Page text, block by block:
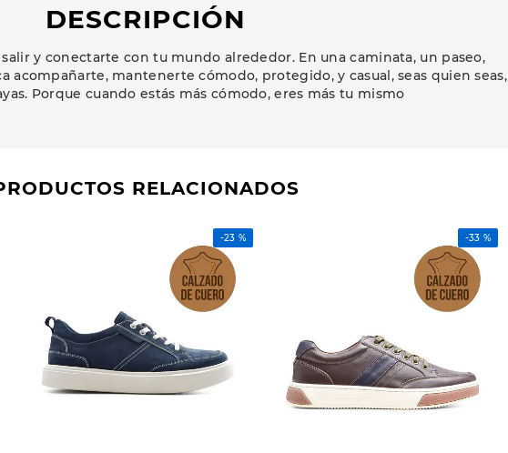
DESCRIPCIÓN
y conectarte con tu mundo alrededor. En una caminata, un paseo,
acompañarte, mantenerte cómodo, protegido, y casual, seas quien seas,
Porque cuando estás más cómodo, eres más tu mismo
RELACIONADOS
-23 % -33 %